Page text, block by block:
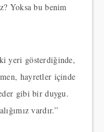
Yoksa bu benim
yeri gösterdiğinde,
hayretler içinde
gibi bir duygu.
vardır.”